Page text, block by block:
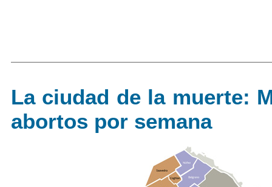
La ciudad de la muerte:
abortos por semana